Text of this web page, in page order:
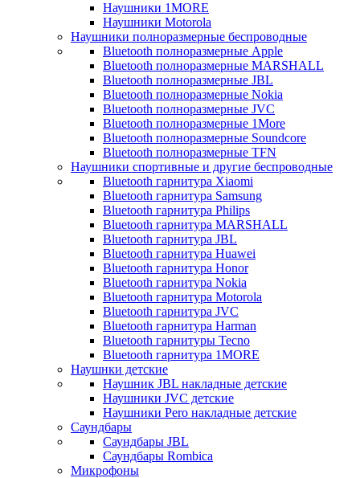
Наушники 1MORE
Наушники Motorola
Наушники полноразмерные беспроводные
Bluetooth полноразмерные Apple
Bluetooth полноразмерные MARSHALL
Bluetooth полноразмерные JBL
Bluetooth полноразмерные Nokia
Bluetooth полноразмерные JVC
Bluetooth полноразмерные 1More
Bluetooth полноразмерные Soundcore
Bluetooth полноразмерные TFN
Наушники спортивные и другие беспроводные
Bluetooth гарнитура Xiaomi
Bluetooth гарнитура Samsung
Bluetooth гарнитура Philips
Bluetooth гарнитура MARSHALL
Bluetooth гарнитура JBL
Bluetooth гарнитура Huawei
Bluetooth гарнитура Honor
Bluetooth гарнитура Nokia
Bluetooth гарнитура Motorola
Bluetooth гарнитура JVC
Bluetooth гарнитура Harman
Bluetooth гарнитуры Tecno
Bluetooth гарнитура 1MORE
Наушнки детские
Наушник JBL накладные детские
Наушники JVC детские
Наушники Pero накладные детские
Саундбары
Саундбары JBL
Саундбары Rombica
Микрофоны